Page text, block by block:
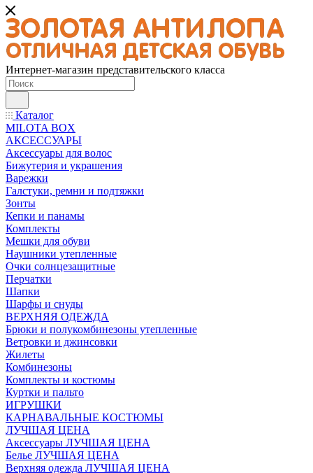
Интернет-магазин представительского класса
Каталог
MILOTA BOX
АКСЕССУАРЫ
Аксессуары для волос
Бижутерия и украшения
Варежки
Галстуки, ремни и подтяжки
Зонты
Кепки и панамы
Комплекты
Мешки для обуви
Наушники утепленные
Очки солнцезащитные
Перчатки
Шапки
Шарфы и снуды
ВЕРХНЯЯ ОДЕЖДА
Брюки и полукомбинезоны утепленные
Ветровки и джинсовки
Жилеты
Комбинезоны
Комплекты и костюмы
Куртки и пальто
ИГРУШКИ
КАРНАВАЛЬНЫЕ КОСТЮМЫ
ЛУЧШАЯ ЦЕНА
Аксессуары ЛУЧШАЯ ЦЕНА
Белье ЛУЧШАЯ ЦЕНА
Верхняя одежда ЛУЧШАЯ ЦЕНА